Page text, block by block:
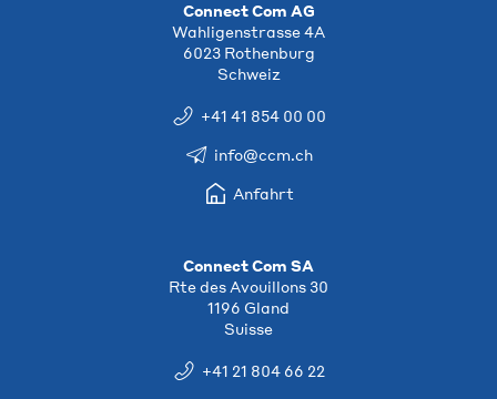
Connect Com AG
Wahligenstrasse 4A
6023 Rothenburg
Schweiz
+41 41 854 00 00
info@ccm.ch
Anfahrt
Connect Com SA
Rte des Avouillons 30
1196 Gland
Suisse
+41 21 804 66 22